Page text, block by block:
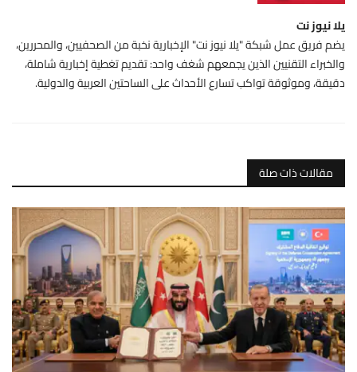
يلا نيوز نت
يضم فريق عمل شبكة "يلا نيوز نت" الإخبارية نخبة من الصحفيين، والمحررين،
والخبراء التقنيين الذين يجمعهم شغف واحد: تقديم تغطية إخبارية شاملة،
دقيقة، وموثوقة تواكب تسارع الأحداث على الساحتين العربية والدولية.
مقالات ذات صلة